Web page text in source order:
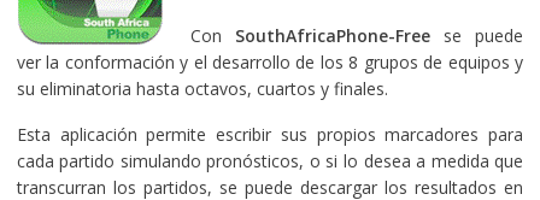
Con SouthAfricaPhone-Free se puede
ver la conformación y el desarrollo de los 8 grupos de equipos y
su eliminatoria hasta octavos, cuartos y finales.
Esta aplicación permite escribir sus propios marcadores para
cada partido simulando pronósticos, o si lo desea a medida que
transcurran los partidos, se puede descargar los resultados en